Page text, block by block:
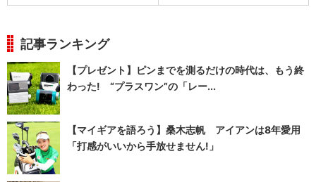
記事ランキング
【プレゼント】ピンまでを測るだけの時代は、もう終
わった! “プラスワン”の「レー...
【マイギアを語ろう】桑木志帆 アイアンは8年愛用
「打感がいいから手放せません!」